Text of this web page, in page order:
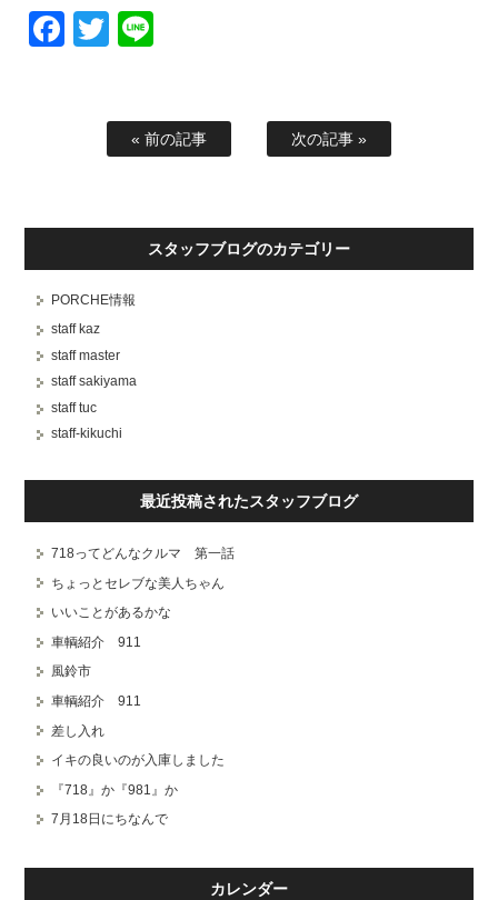
Facebook
Twitter
« 前の記事 次の記事 »
スタッフブログのカテゴリー
PORCHE情報
staff kaz
staff master
staff sakiyama
staff tuc
staff-kikuchi
最近投稿されたスタッフブログ
718ってどんなクルマ 第一話
ちょっとセレブな美人ちゃん
いいことがあるかな
車輌紹介 911
風鈴市
車輌紹介 911
差し入れ
イキの良いのが入庫しました
『718』か『981』か
7月18日にちなんで
カレンダー